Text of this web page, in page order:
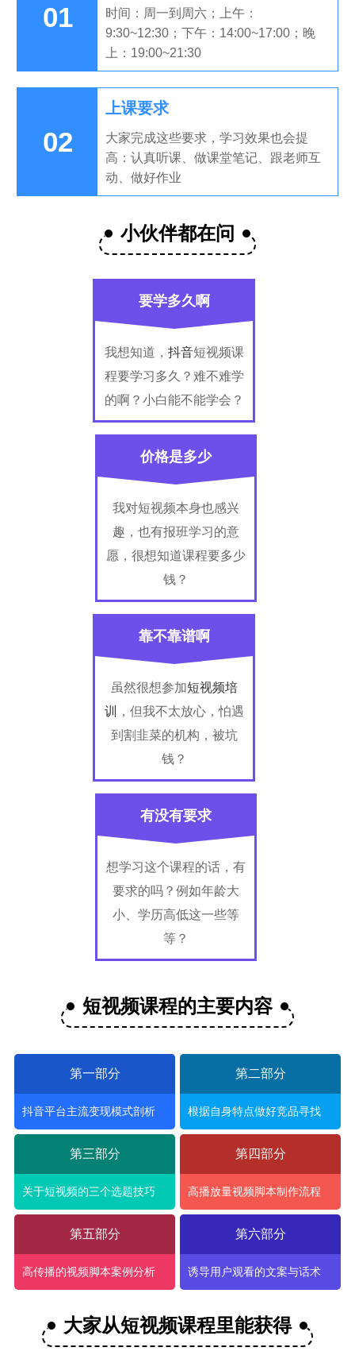
01
时间：周一到周六；上午：
9:30~12:30；下午：14:00~17:00；晚
上：19:00~21:30
02
上课要求
大家完成这些要求，学习效果也会提
高：认真听课、做课堂笔记、跟老师互
动、做好作业
小伙伴都在问
要学多久啊
我想知道， 抖音短视频课
程要学习多久？难不难学
的啊？小白能不能学会？
价格是多少
我对短视频本身也感兴
趣，也有报班学习的意
愿，很想知道课程要多少
钱？
靠不靠谱啊
虽然很想参加短视频培
训
，但我不太放心，怕遇
到割韭菜的机构，被坑
钱？
有没有要求
想学习这个课程的话，有
要求的吗？例如年龄大
小、学历高低这一些等
等？
短视频课程的主要内容
第一部分
抖音平台主流变现模式剖析
第二部分
根据自身特点做好竞品寻找
第三部分
关于短视频的三个选题技巧
第四部分
高播放量视频脚本制作流程
第五部分
高传播的视频脚本案例分析
第六部分
诱导用户观看的文案与话术
大家从短视频课程里能获得